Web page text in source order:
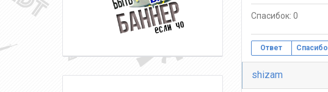
Спасибок: 0
Ответ Спасибо
shizam